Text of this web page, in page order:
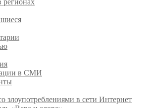
регионах
в СМИ
злоупотреблениями в сети Интернет